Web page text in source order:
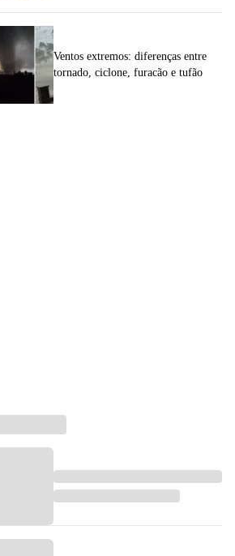
Ventos extremos: diferenças entre
tornado, ciclone, furacão e tufão